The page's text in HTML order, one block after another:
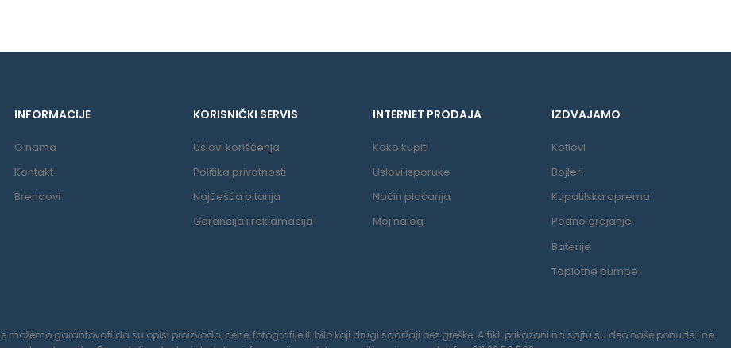
INFORMACIJE
O nama
Kontakt
Brendovi
KORISNIČKI SERVIS
Uslovi korišćenja
Politika privatnosti
Najčešća pitanja
Garancija i reklamacija
INTERNET PRODAJA
Kako kupiti
Uslovi isporuke
Način plaćanja
Moj nalog
IZDVAJAMO
Kotlovi
Bojleri
Kupatilska oprema
Podno grejanje
Baterije
Toplotne pumpe
garantovati da su opisi proizvoda, cene, fotografije ili bilo koji drugi sadržaji bez greške. Artikli prikazani na sajtu su deo naše ponude i ne